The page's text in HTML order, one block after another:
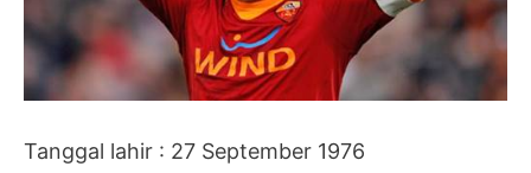
Tanggal lahir : 27 September 1976